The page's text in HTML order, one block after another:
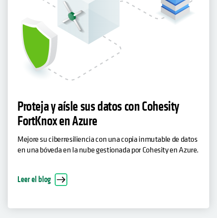
Proteja y aísle sus datos con Cohesity
FortKnox en Azure
Mejore su ciberresiliencia con una copia inmutable de datos
en una bóveda en la nube gestionada por Cohesity en Azure.
Leer el blog